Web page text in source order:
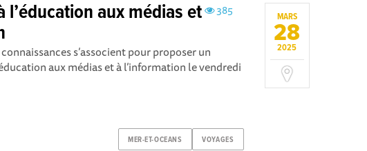
MARS
28
2025
385
l’éducation aux médias et
connaissances s’associent pour proposer un
aux médias et à l’information le vendredi
MER-ET-OCEANS VOYAGES